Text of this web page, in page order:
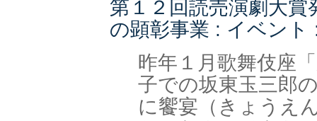
第１２回読売演劇大
の顕彰事業 : イベント
昨年１月歌舞伎座
子での坂東玉三郎
に饗宴（きょうえ